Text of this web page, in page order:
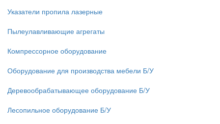
Указатели пропила лазерные
Пылеулавливающие агрегаты
Компрессорное оборудование
Оборудование для производства мебели Б/У
Деревообрабатывающее оборудование Б/У
Лесопильное оборудование Б/У